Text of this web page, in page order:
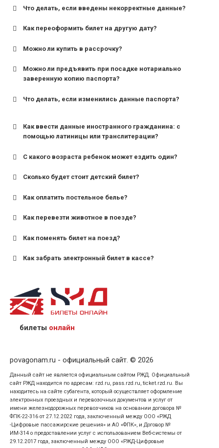
Что делать, если введены некорректные данные?
Как переоформить билет на другую дату?
Можно ли купить в рассрочку?
Можно ли предъявить при посадке нотариально
заверенную копию паспорта?
Что делать, если изменились данные паспорта?
Как ввести данные иностранного гражданина: с
помощью латиницы или транслитерации?
С какого возраста ребенок может ездить один?
для поездов дальнего следования — от 10 лет и
для пригородных поездов — от 7 лет.
Сколько будет стоит детский билет?
Как оплатить постельное белье?
Как перевезти животное в поезде?
Как поменять билет на поезд?
Как забрать электронный билет в кассе?
назвав кассиру 14-значный номер заказа;
предъявив удостоверение личности пассажира, на
кого оформлен билет.
билеты онлайн
povagonam.ru - официальный сайт. © 2026
Данный сайт не является официальным сайтом РЖД. Официальный
сайт РЖД находится по адресам: rzd.ru, pass.rzd.ru, ticket.rzd.ru. Вы
находитесь на сайте субагента, который осуществляет оформление
электронных проездных и перевозочных документов и услуг от
имени железнодорожных перевозчиков на основании договора №
ФПК-22-316 от 27.12.2022 года, заключенный между ООО «РЖД
-Цифровые пассажирские решения» и АО «ФПК», и Договор №
ИМ-314 о предоставлении услуг с использованием Веб-системы от
29.12.2017 года, заключенный между ООО «РЖД-Цифровые